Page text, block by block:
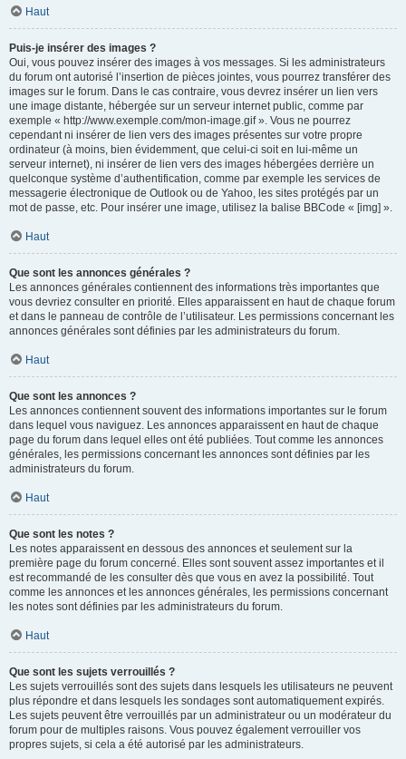
Haut
Puis-je insérer des images ?
Oui, vous pouvez insérer des images à vos messages. Si les administrateurs
du forum ont autorisé l’insertion de pièces jointes, vous pourrez transférer des
images sur le forum. Dans le cas contraire, vous devrez insérer un lien vers
une image distante, hébergée sur un serveur internet public, comme par
exemple « http://www.exemple.com/mon-image.gif ». Vous ne pourrez
cependant ni insérer de lien vers des images présentes sur votre propre
ordinateur (à moins, bien évidemment, que celui-ci soit en lui-même un
serveur internet), ni insérer de lien vers des images hébergées derrière un
quelconque système d’authentification, comme par exemple les services de
messagerie électronique de Outlook ou de Yahoo, les sites protégés par un
mot de passe, etc. Pour insérer une image, utilisez la balise BBCode « [img] ».
Haut
Que sont les annonces générales ?
Les annonces générales contiennent des informations très importantes que
vous devriez consulter en priorité. Elles apparaissent en haut de chaque forum
et dans le panneau de contrôle de l’utilisateur. Les permissions concernant les
annonces générales sont définies par les administrateurs du forum.
Haut
Que sont les annonces ?
Les annonces contiennent souvent des informations importantes sur le forum
dans lequel vous naviguez. Les annonces apparaissent en haut de chaque
page du forum dans lequel elles ont été publiées. Tout comme les annonces
générales, les permissions concernant les annonces sont définies par les
administrateurs du forum.
Haut
Que sont les notes ?
Les notes apparaissent en dessous des annonces et seulement sur la
première page du forum concerné. Elles sont souvent assez importantes et il
est recommandé de les consulter dès que vous en avez la possibilité. Tout
comme les annonces et les annonces générales, les permissions concernant
les notes sont définies par les administrateurs du forum.
Haut
Que sont les sujets verrouillés ?
Les sujets verrouillés sont des sujets dans lesquels les utilisateurs ne peuvent
plus répondre et dans lesquels les sondages sont automatiquement expirés.
Les sujets peuvent être verrouillés par un administrateur ou un modérateur du
forum pour de multiples raisons. Vous pouvez également verrouiller vos
propres sujets, si cela a été autorisé par les administrateurs.